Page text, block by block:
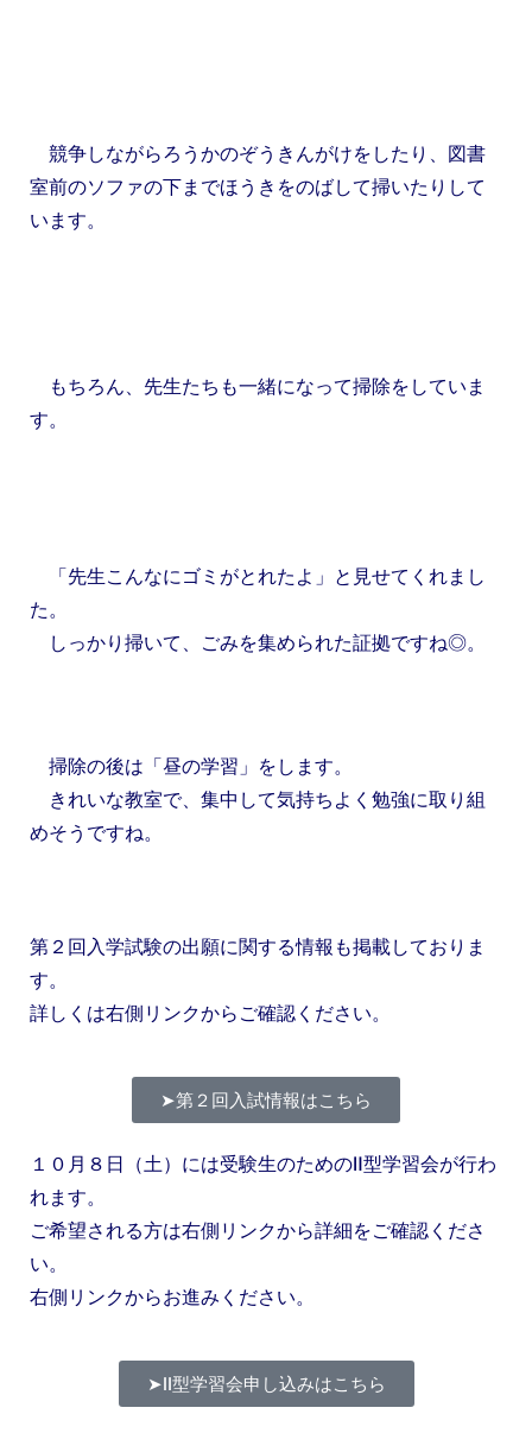
競争しながらろうかのぞうきんがけをしたり、図書
室前のソファの下までほうきをのばして掃いたりして
います。
もちろん、先生たちも一緒になって掃除をしていま
す。
「先生こんなにゴミがとれたよ」と見せてくれまし
た。
しっかり掃いて、ごみを集められた証拠ですね◎。
掃除の後は「昼の学習」をします。
きれいな教室で、集中して気持ちよく勉強に取り組
めそうですね。
第２回入学試験の出願に関する情報も掲載しておりま
す。
詳しくは右側リンクからご確認ください。
➤第２回入試情報はこちら
１０月８日（土）には受験生のためのⅡ型学習会が行わ
れます。
ご希望される方は右側リンクから詳細をご確認くださ
い。
右側リンクからお進みください。
➤Ⅱ型学習会申し込みはこちら